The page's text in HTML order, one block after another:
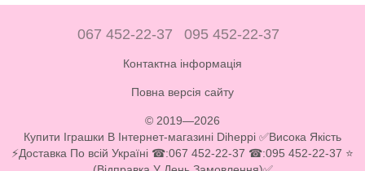
067 452-22-37 095 452-22-37
Контактна інформація
Повна версія сайту
© 2019—2026
Купити Іграшки В Інтернет-магазині Diheppi ✅Висока Якість
⚡Доставка По всій Україні ☎:067 452-22-37 ☎:095 452-22-37 ⭐